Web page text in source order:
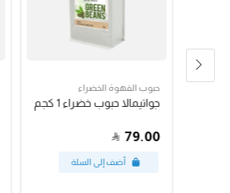
حبوب القهوة الخضراء
جواتيمالا حبوب خضراء 1 كجم
79.00